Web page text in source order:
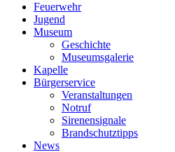
Feuerwehr
Jugend
Museum
Geschichte
Museumsgalerie
Kapelle
Bürgerservice
Veranstaltungen
Notruf
Sirenensignale
Brandschutztipps
News